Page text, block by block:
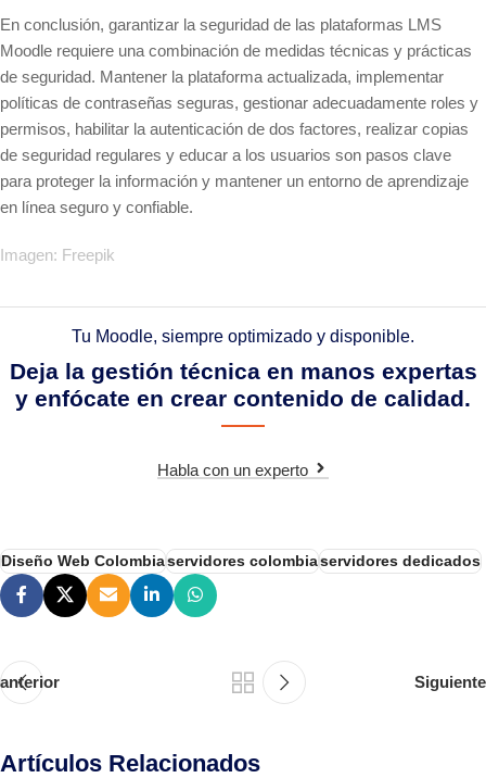
En conclusión, garantizar la seguridad de las plataformas LMS
Moodle requiere una combinación de medidas técnicas y prácticas
de seguridad. Mantener la plataforma actualizada, implementar
políticas de contraseñas seguras, gestionar adecuadamente roles y
permisos, habilitar la autenticación de dos factores, realizar copias
de seguridad regulares y educar a los usuarios son pasos clave
para proteger la información y mantener un entorno de aprendizaje
en línea seguro y confiable.
Imagen: Freepik
Tu Moodle, siempre optimizado y disponible.
Deja la gestión técnica en manos expertas
y enfócate en crear contenido de calidad.
Habla con un experto
Diseño Web Colombiaservidores colombiaservidores dedicados
anterior Siguiente
Artículos Relacionados